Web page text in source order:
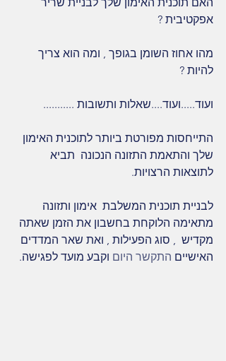
אפקטיבית ?
מהו אחוז השומן בגופך , ומה הוא צריך
להיות ?
ועוד.....ועוד....שאלות ותשובות ...........
התייחסות מפורטת ביותר לתוכנית האימון
שלך והתאמת התזונה הנכונה  תביא
לתוצאות הרצויות.
לבניית תוכנית המשלבת  אימון ותזונה
מתאימה הלוקחת בחשבון את הזמן שאתה
מקדיש  , סוג הפעילות , ואת שאר המדדים
האישיים התקשר היום וקבע מועד לפגישה.